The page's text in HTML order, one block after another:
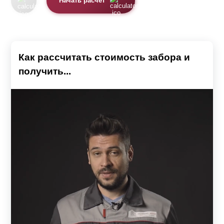
Как рассчитать стоимость забора и
получить...